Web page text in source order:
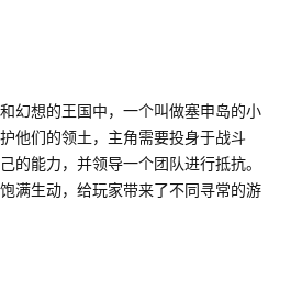
幻想的王国中，一个叫做塞申岛的小
他们的领土，主角需要投身于战斗
的能力，并领导一个团队进行抵抗。
满生动，给玩家带来了不同寻常的游